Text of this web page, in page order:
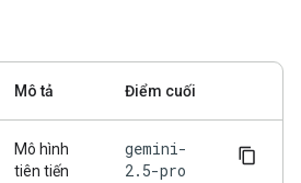
Mô tả Điểm cuối
Mô hình
tiên tiến
gemini-
2.5-pro